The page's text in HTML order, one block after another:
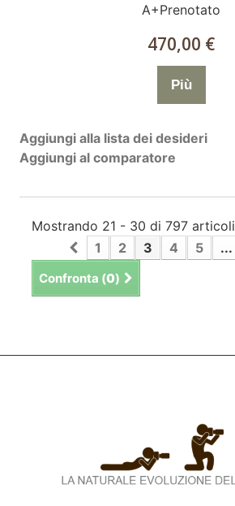
A+Prenotato
470,00 €
Più
Aggiungi alla lista dei desideri
Aggiungi al comparatore
Confronta (0)
1 2 3 4 5 ...
Mostrando 21 - 30 di 797 articoli